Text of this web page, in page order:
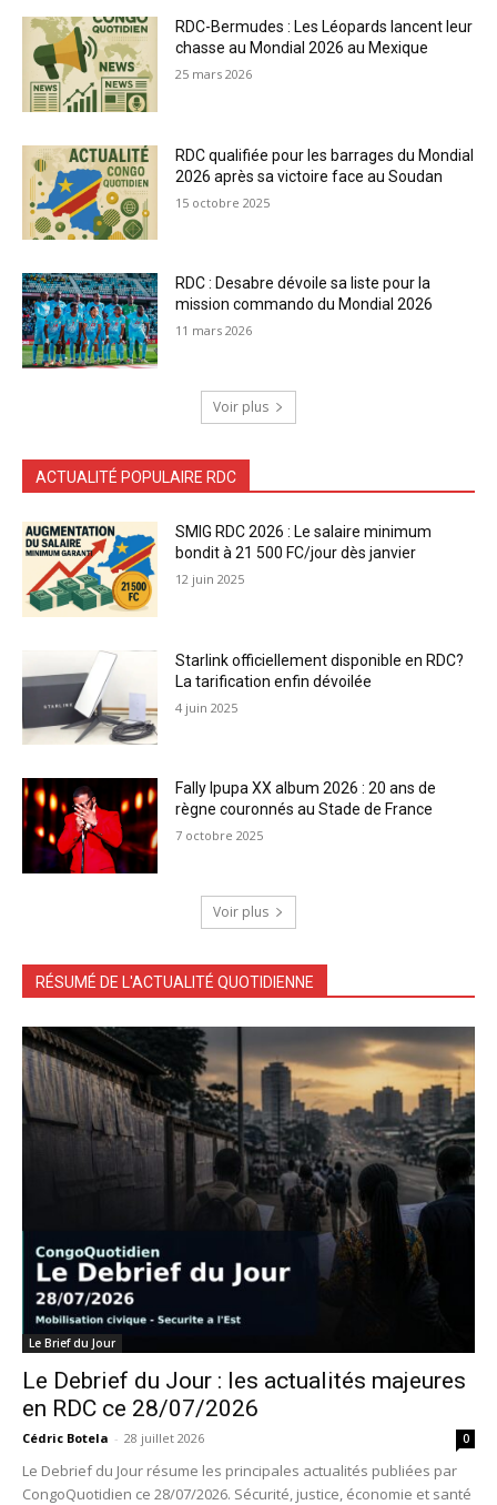
RDC-Bermudes : Les Léopards lancent leur
chasse au Mondial 2026 au Mexique
25 mars 2026
RDC qualifiée pour les barrages du Mondial
2026 après sa victoire face au Soudan
15 octobre 2025
RDC : Desabre dévoile sa liste pour la
mission commando du Mondial 2026
11 mars 2026
Voir plus
ACTUALITÉ POPULAIRE RDC
SMIG RDC 2026 : Le salaire minimum
bondit à 21 500 FC/jour dès janvier
12 juin 2025
Starlink officiellement disponible en RDC?
La tarification enfin dévoilée
4 juin 2025
Fally Ipupa XX album 2026 : 20 ans de
règne couronnés au Stade de France
7 octobre 2025
Voir plus
RÉSUMÉ DE L'ACTUALITÉ QUOTIDIENNE
Le Brief du Jour
Le Debrief du Jour : les actualités majeures
en RDC ce 28/07/2026
Cédric Botela - 28 juillet 2026 0
Le Debrief du Jour résume les principales actualités publiées par
CongoQuotidien ce 28/07/2026. Sécurité, justice, économie et santé